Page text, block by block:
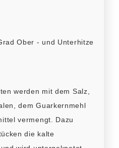
Ober - und Unterhitze
werden mit dem Salz,
dem Guarkernmehl
vermengt. Dazu
die kalte